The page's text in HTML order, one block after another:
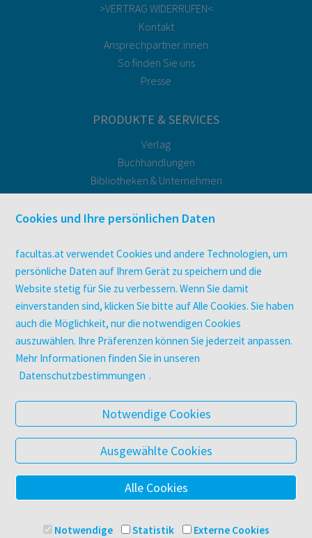
>VERTRAG WIDERRUFEN<
Kontakt
Ansprechpartner:innen
So finden Sie uns
Presse
PRODUKTE & SERVICES
Verlag
Buchhandlungen
Bibliotheken & Unternehmen
facultas Bindeservice
Druckerei facultas druckt.
Zeitschriften
Digitale Angebote
UNTERNEHMEN
Über facultas
facultas Kooperationen
Datenschutz & Cookies
AGB
Barrierefreiheit
© 2025 Facultas Verlags- und Buchhandels AG
Cookies und Ihre persönlichen Daten
facultas.at verwendet Cookies und andere Technologien, um
persönliche Daten auf Ihrem Gerät zu speichern und die
Website stetig für Sie zu verbessern. Wenn Sie damit
einverstanden sind, klicken Sie bitte auf Alle Cookies. Sie haben
auch die Möglichkeit, nur die notwendigen Cookies
auszuwählen. Ihre Präferenzen können Sie jederzeit anpassen.
Mehr Informationen finden Sie in unseren
Datenschutzbestimmungen .
Notwendige Cookies
Ausgewählte Cookies
Alle Cookies
Notwendige Statistik Externe Cookies